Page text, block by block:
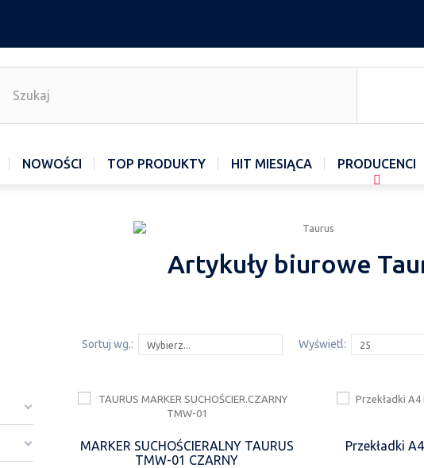
NOWOŚCI TOP PRODUKTY HIT MIESIĄCA PRODUCENCI
Artykuły biurowe
Sortuj wg.: Wybierz... Wyświetl: 25
MARKER SUCHOŚCIERALNY TAURUS
TMW-01 CZARNY
Przekładki